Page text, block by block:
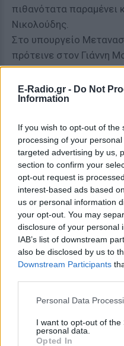
E-Radio.gr - Do Not
Information
If you wish to opt-out of
processing of your
targeted advertising by us,
section to confirm your
opt-out request is
interest-based ads based
us or personal information
your opt-out. You may
disclosure of your personal
IAB’s list of downstream
also be disclosed by us to
Downstream Participants
Personal Data
I want to opt-out of the
personal data.
Opted In
πιθανότατα παραμένει
Νικολούδης.
Στο υπουργείο
πρότεινε στον Γιάννη
αυτός ζήτησε χρόνο
θέματα που αφορούν
γιατρός γυναικολόγος).
[ΠΗΓΗ]